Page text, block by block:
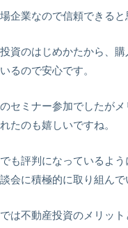
企業なので信頼できる
資のはじめかたから、
るので安心です。
セミナー参加でしたが
たのも嬉しいですね。
も評判になっているよ
会に積極的に取り組んで
は不動産投資のメリッ